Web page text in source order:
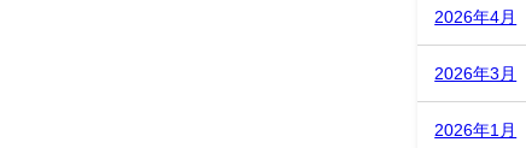
2026年4月
2026年3月
2026年1月